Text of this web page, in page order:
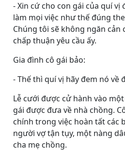
- Xin cứ cho con gái của quí vị
làm mọi việc như thế đúng
Chúng tôi sẽ không ngăn cản
chấp thuận yêu cầu ấy.
Gia đình cô gái bảo:
- Thế thì quí vị hãy đem nó về
Lễ cưới được cử hành vào
gái được đưa về nhà chồng.
chính trong việc hoàn tất các
người vợ tận tụy, một nàng
cha mẹ chồng.